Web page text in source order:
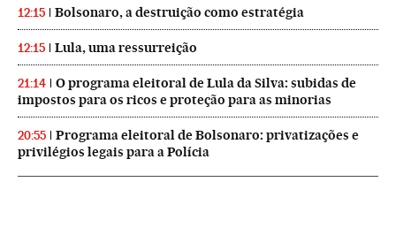
12:15 Bolsonaro, a destruição como estratégia
12:15 Lula, uma ressurreição
21:14
O programa eleitoral de Lula da Silva: subidas de
impostos para os ricos e proteção para as minorias
20:55
Programa eleitoral de Bolsonaro: privatizações e
privilégios legais para a Polícia